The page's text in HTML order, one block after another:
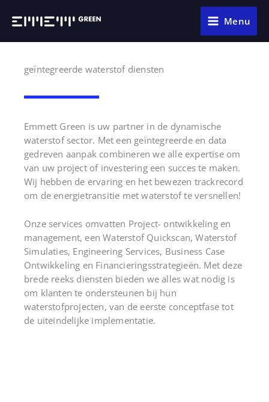
naar
Menu
geïntegreerde waterstof diensten
Emmett Green is uw partner in de dynamische
waterstof sector. Met een geïntegreerde en data
gedreven aanpak combineren we alle expertise om
van uw project of investering een succes te maken.
Wij hebben de ervaring en het bewezen trackrecord
om de energietransitie met waterstof te versnellen!
Onze services omvatten Project- ontwikkeling en
management, een Waterstof Quickscan, Waterstof
Simulaties, Engineering Services, Business Case
Ontwikkeling en Financieringsstrategieën. Met deze
brede reeks diensten bieden we alles wat nodig is
om klanten te ondersteunen bij hun
waterstofprojecten, van de eerste conceptfase tot
de uiteindelijke implementatie.